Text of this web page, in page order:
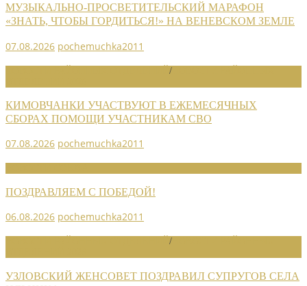
МУЗЫКАЛЬНО-ПРОСВЕТИТЕЛЬСКИЙ МАРАФОН
«ЗНАТЬ, ЧТОБЫ ГОРДИТЬСЯ!» НА ВЕНЕВСКОМ ЗЕМЛЕ
07.08.2026 pochemuchka2011
/
КИМОВЧАНКИ УЧАСТВУЮТ В ЕЖЕМЕСЯЧНЫХ
СБОРАХ ПОМОЩИ УЧАСТНИКАМ СВО
07.08.2026 pochemuchka2011
ПОЗДРАВЛЯЕМ С ПОБЕДОЙ!
06.08.2026 pochemuchka2011
/
УЗЛОВСКИЙ ЖЕНСОВЕТ ПОЗДРАВИЛ СУПРУГОВ СЕЛА